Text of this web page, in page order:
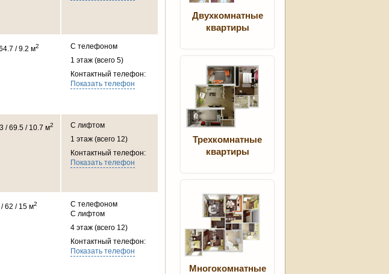
/ 9.2 м2
С телефоном
1 этаж (всего 5)
Контактный телефон:
Показать телефон
/ 69.5 / 10.7 м2
С лифтом
1 этаж (всего 12)
Контактный телефон:
Показать телефон
62 / 15 м2
С телефоном
С лифтом
4 этаж (всего 12)
Контактный телефон:
Показать телефон
Двухкомнатные
квартиры
Трехкомнатные
квартиры
Многокомнатные